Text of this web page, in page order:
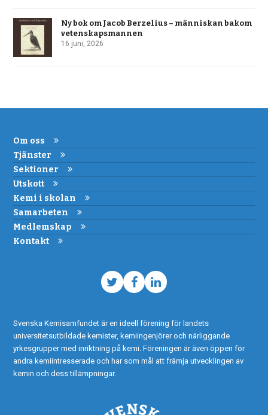
Ny bok om Jacob Berzelius – människan bakom
vetenskapsmannen
16 juni, 2026
Om oss
Tjänster
Sektioner
Utskott
Kemi i skolan
Samarbeten
Medlemskap
Kontakt
TwitterFacebook
LinkedIn
Svenska Kemisamfundet är en ideell förening för landets
universitetsutbildade kemister, kemiingenjörer och närliggande
yrkesgrupper med inriktning på kemi. Föreningen är även öppen för
andra kemiintresserade och har som mål att främja utvecklingen av
kemin och dess tillämpningar.